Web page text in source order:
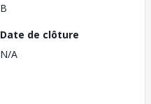
B
Date de clôture
N/A